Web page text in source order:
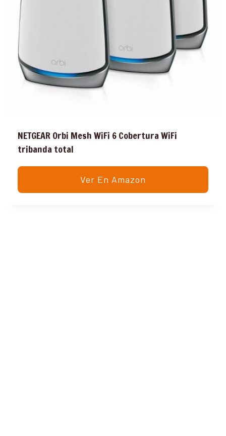
NETGEAR Orbi Mesh WiFi 6 Cobertura WiFi
tribanda total
Ver En Amazon